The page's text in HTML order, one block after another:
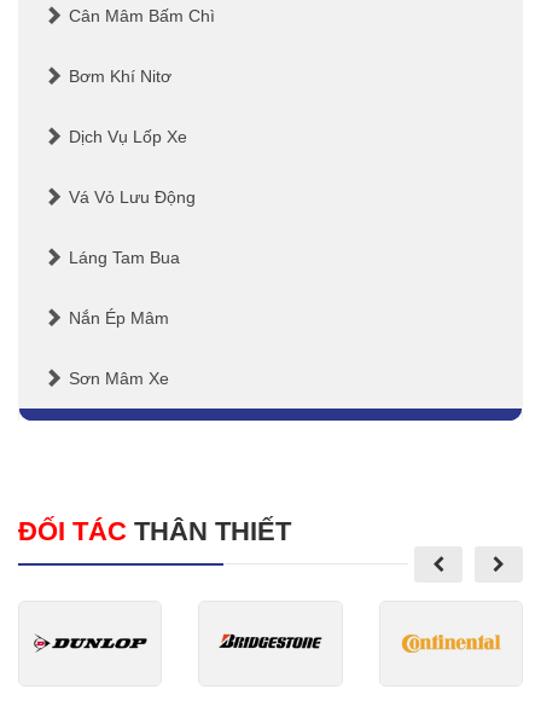
Cân Mâm Bấm Chì
Bơm Khí Nitơ
Dịch Vụ Lốp Xe
Vá Vỏ Lưu Động
Láng Tam Bua
Nắn Ép Mâm
Sơn Mâm Xe
ĐỐI TÁC THÂN THIẾT